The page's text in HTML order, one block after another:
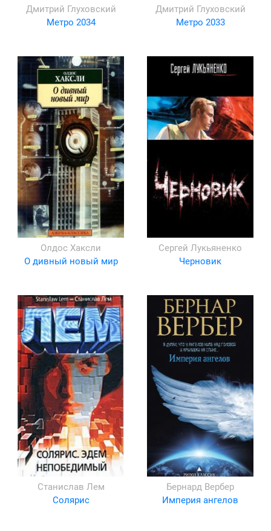
Дмитрий Глуховский
Метро 2034
Дмитрий Глуховский
Метро 2033
Олдос Хаксли
О дивный новый мир
Сергей Лукьяненко
Черновик
Станислав Лем
Солярис
Бернард Вербер
Империя ангелов